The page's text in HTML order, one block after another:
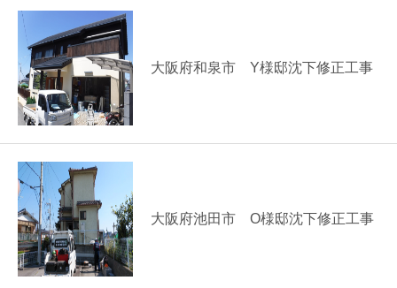
大阪府和泉市 Y様邸沈下修正工事
大阪府池田市 O様邸沈下修正工事